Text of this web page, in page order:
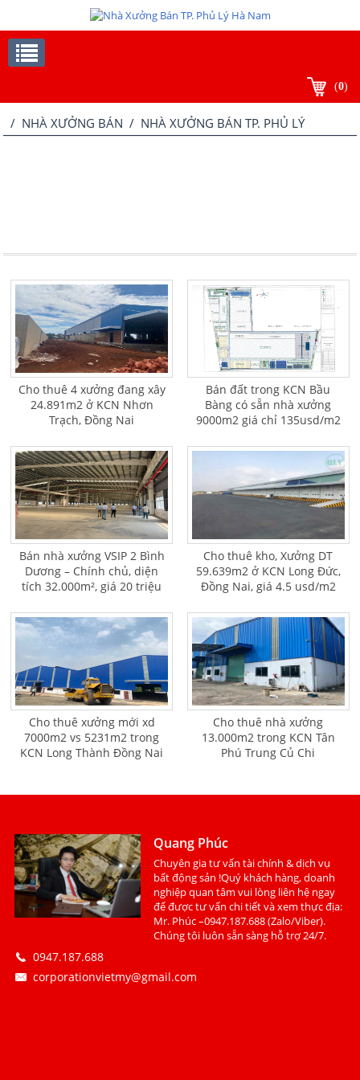
(0)
/ NHÀ XƯỞNG BÁN / NHÀ XƯỞNG BÁN TP. PHỦ LÝ
Cho thuê 4 xưởng đang xây
24.891m2 ở KCN Nhơn
Trạch, Đồng Nai
Bán đất trong KCN Bầu
Bàng có sẵn nhà xưởng
9000m2 giá chỉ 135usd/m2
Bán nhà xưởng VSIP 2 Bình
Dương – Chính chủ, diện
tích 32.000m², giá 20 triệu
Cho thuê kho, Xưởng DT
59.639m2 ở KCN Long Đức,
Đồng Nai, giá 4.5 usd/m2
Cho thuê xưởng mới xd
7000m2 vs 5231m2 trong
KCN Long Thành Đồng Nai
Cho thuê nhà xưởng
13.000m2 trong KCN Tân
Phú Trung Củ Chi
Quang Phúc
Chuyên gia tư vấn tài chính & dịch vụ
bất động sản !Quý khách hàng, doanh
nghiệp quan tâm vui lòng liên hệ ngay
để được tư vấn chi tiết và xem thực địa:
Mr. Phúc –0947.187.688 (Zalo/Viber).
Chúng tôi luôn sẵn sàng hỗ trợ 24/7.
0947.187.688
corporationvietmy@gmail.com